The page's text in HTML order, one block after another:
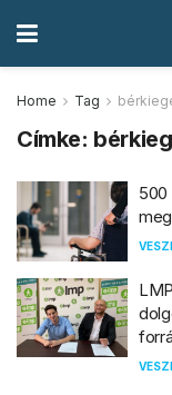
Home Tag
Címke:
500